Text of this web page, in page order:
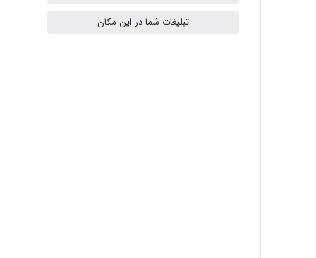
Niloofarتبلیغات شما در این مکان